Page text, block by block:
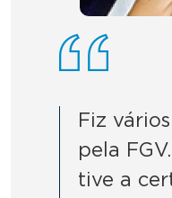
Fiz
pela
tive a